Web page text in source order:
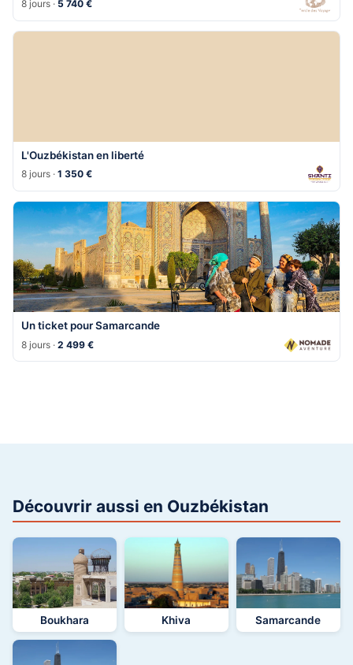
8 jours · 5 740 €
L'Ouzbékistan en liberté
8 jours ·1 350 €
Un ticket pour Samarcande
8 jours ·2 499 €
Découvrir aussi en Ouzbékistan
Boukhara Khiva Samarcande